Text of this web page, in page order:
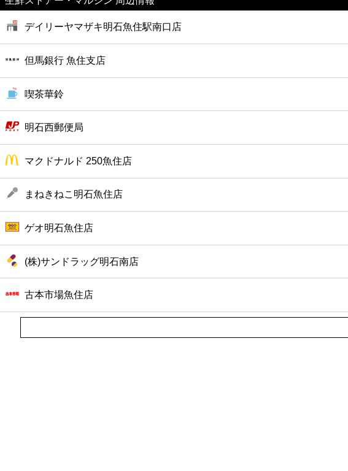
スーパー
エンタメ
レジャー
書店
ファミレス
ファーストフード
カフェ
ショッピング
銀行
デイリーヤマザキ明石魚住駅南口店
但馬銀行 魚住支店
喫茶華鈴
明石西郵便局
マクドナルド 250魚住店
まねきねこ明石魚住店
ゲオ明石魚住店
(株)サンドラッグ明石南店
古本市場魚住店